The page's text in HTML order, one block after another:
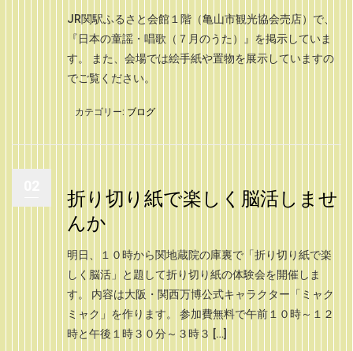
JR関駅ふるさと会館１階（亀山市観光協会売店）で、
『日本の童謡・唱歌（７月のうた）』を掲示していま
す。 また、会場では絵手紙や置物を展示していますの
でご覧ください。
カテゴリー: ブログ
折り切り紙で楽しく脳活しませ
んか
明日、１０時から関地蔵院の庫裏で「折り切り紙で楽
しく脳活」と題して折り切り紙の体験会を開催しま
す。 内容は大阪・関西万博公式キャラクター「ミャク
ミャク」を作ります。 参加費無料で午前１０時～１２
時と午後１時３０分～３時３ […]